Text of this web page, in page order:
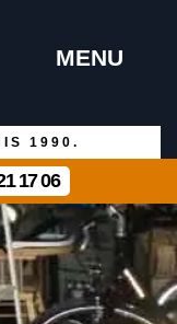
MENU
1990.
17 06